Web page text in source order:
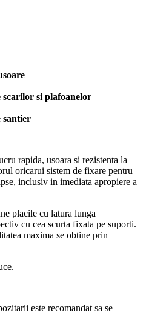
scarilor si plafoanelor
santier
rapida, usoara si rezistenta la
oricarui sistem de fixare pentru
inclusiv in imediata apropiere a
placile cu latura lunga
cu cea scurta fixata pe suporti.
maxima se obtine prin
este recomandat sa se